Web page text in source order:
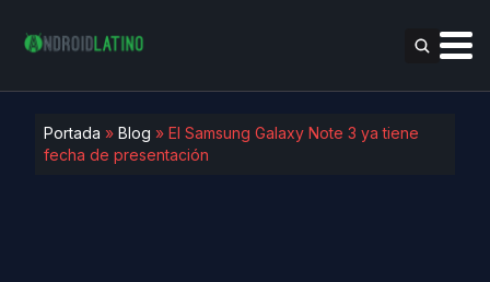
Portada » Blog » El Samsung Galaxy Note 3 ya tiene
fecha de presentación